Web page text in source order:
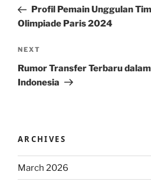
PostProfil Pemain Unggulan
Olimpiade Paris 2024
Next
Post
NEXT
Rumor Transfer Terbaru
Indonesia
ARCHIVES
March 2026